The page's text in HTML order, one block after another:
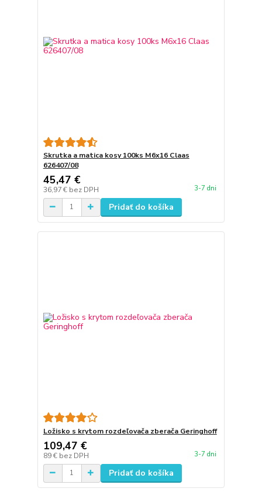
Skrutka a matica kosy 100ks M6x16 Claas
626407/08
45,47 €
36,97 € bez DPH 3-7 dni
Pridať do košíka
Ložisko s krytom rozdeľovača zberača Geringhoff
109,47 €
89 € bez DPH 3-7 dni
Pridať do košíka